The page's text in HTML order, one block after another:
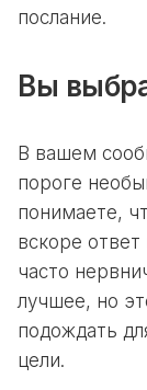
послание.
Вы
В вашем
пороге
понимаете,
вскоре
часто
лучшее, но
подождать
цели.